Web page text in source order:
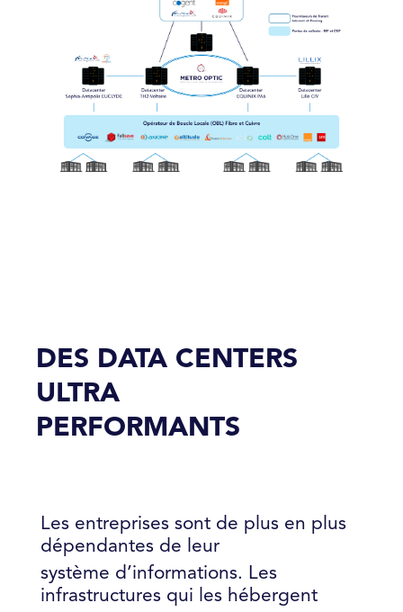
DES DATA CENTERS
ULTRA
PERFORMANTS
Les entreprises sont de plus en plus
dépendantes de leur
système d’informations. Les
infrastructures qui les hébergent